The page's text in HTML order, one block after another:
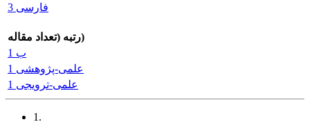
فارسی 3
رتبه (تعداد مقاله)
ب 1
علمی-پژوهشی 1
علمی-ترویجی 1
1.